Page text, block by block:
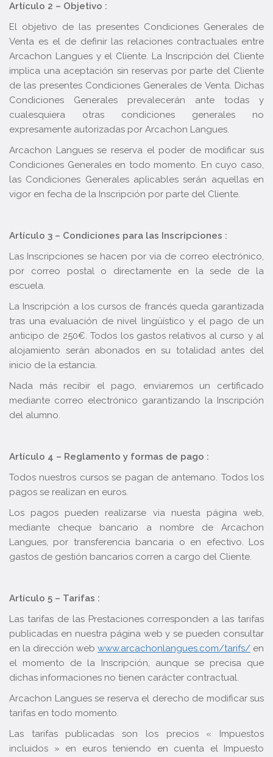
Artículo 2 – Objetivo :
El objetivo de las presentes Condiciones Generales de
Venta es el de definir las relaciones contractuales entre
Arcachon Langues y el Cliente. La Inscripción del Cliente
implica una aceptación sin reservas por parte del Cliente
de las presentes Condiciones Generales de Venta. Dichas
Condiciones Generales prevalecerán ante todas y
cualesquiera otras condiciones generales no
expresamente autorizadas por Arcachon Langues.
Arcachon Langues se reserva el poder de modificar sus
Condiciones Generales en todo momento. En cuyo caso,
las Condiciones Generales aplicables serán aquellas en
vigor en fecha de la Inscripción por parte del Cliente.
Artículo 3 – Condiciones para las Inscripciones :
Las Inscripciones se hacen por via de correo electrónico,
por correo postal o directamente en la sede de la
escuela.
La Inscripción a los cursos de francés queda garantizada
tras una evaluación de nivel lingüístico y el pago de un
anticipo de 250€. Todos los gastos relativos al curso y al
alojamiento serán abonados en su totalidad antes del
inicio de la estancia.
Nada más recibir el pago, enviaremos un certificado
mediante correo electrónico garantizando la Inscripción
del alumno.
Artículo 4 – Reglamento y formas de pago :
Todos nuestros cursos se pagan de antemano. Todos los
pagos se realizan en euros.
Los pagos pueden realizarse via nuesta página web,
mediante cheque bancario a nombre de Arcachon
Langues, por transferencia bancaria o en efectivo. Los
gastos de gestión bancarios corren a cargo del Cliente.
Artículo 5 – Tarifas :
Las tarifas de las Prestaciones corresponden a las tarifas
publicadas en nuestra página web y se pueden consultar
en la dirección web www.arcachonlangues.com/tarifs/ en
el momento de la Inscripción, aunque se precisa que
dichas informaciones no tienen carácter contractual.
Arcachon Langues se reserva el derecho de modificar sus
tarifas en todo momento.
Las tarifas publicadas son los precios « Impuestos
incluidos » en euros teniendo en cuenta el Impuesto